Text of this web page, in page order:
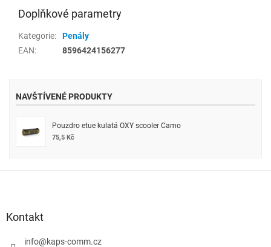
Doplňkové parametry
Kategorie:
Penály
EAN: 8596424156277
NAVŠTÍVENÉ PRODUKTY
Pouzdro etue kulatá OXY scooler Camo
75,5 Kč
Kontakt
info@kaps-comm.cz